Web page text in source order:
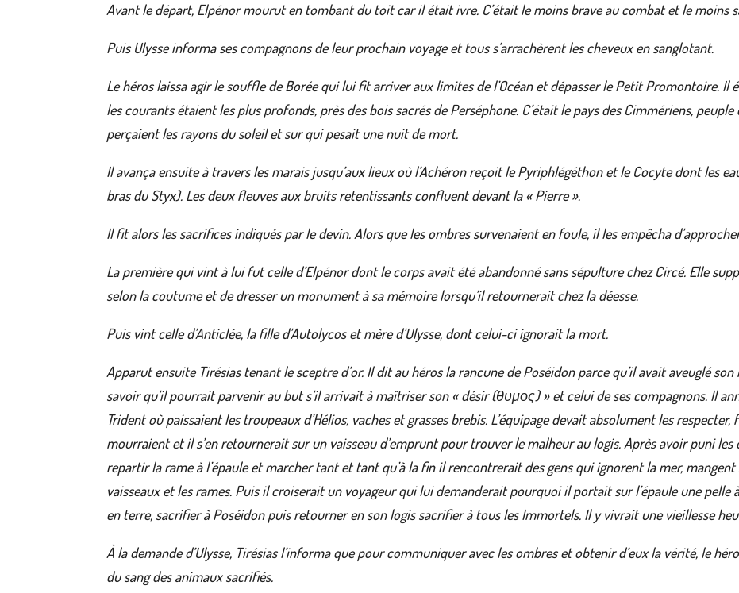
Avant le départ, Elpénor mourut en tombant du toit car il était ivre. C’était le moins brave au combat et le moins
Puis Ulysse informa ses compagnons de leur prochain voyage et tous s’arrachèrent les cheveux en sanglotant.
Le héros laissa agir le souffle de Borée qui lui fit arriver aux limites de l’Océan et dépasser le Petit Promontoire. Il
les courants étaient les plus profonds, près des bois sacrés de Perséphone. C’était le pays des Cimmériens,
perçaient les rayons du soleil et sur qui pesait une nuit de mort.
Il avança ensuite à travers les marais jusqu’aux lieux où l’Achéron reçoit le Pyriphlégéthon et le Cocyte dont les
bras du Styx). Les deux fleuves aux bruits retentissants confluent devant la « Pierre ».
Il fit alors les sacrifices indiqués par le devin. Alors que les ombres survenaient en foule, il les empêcha
La première qui vint à lui fut celle d’Elpénor dont le corps avait été abandonné sans sépulture chez Circé. Elle
selon la coutume et de dresser un monument à sa mémoire lorsqu’il retournerait chez la déesse.
Puis vint celle d’Anticlée, la fille d’Autolycos et mère d’Ulysse, dont celui-ci ignorait la mort.
Apparut ensuite Tirésias tenant le sceptre d’or. Il dit au héros la rancune de Poséidon parce qu’il avait aveuglé
savoir qu’il pourrait parvenir au but s’il arrivait à maîtriser son « désir (θυμος) » et celui de ses compagnons. Il
Trident où paissaient les troupeaux d’Hélios, vaches et grasses brebis. L’équipage devait absolument les
mourraient et il s’en retournerait sur un vaisseau d’emprunt pour trouver le malheur au logis. Après avoir puni
repartir la rame à l’épaule et marcher tant et tant qu’à la fin il rencontrerait des gens qui ignorent la mer, mangent
vaisseaux et les rames. Puis il croiserait un voyageur qui lui demanderait pourquoi il portait sur l’épaule une pelle
en terre, sacrifier à Poséidon puis retourner en son logis sacrifier à tous les Immortels. Il y vivrait une vieillesse
À la demande d’Ulysse, Tirésias l’informa que pour communiquer avec les ombres et obtenir d’eux la vérité, le
du sang des animaux sacrifiés.